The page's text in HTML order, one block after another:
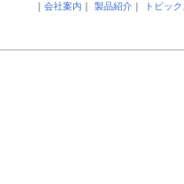
会社案内 製品紹介 トピッ